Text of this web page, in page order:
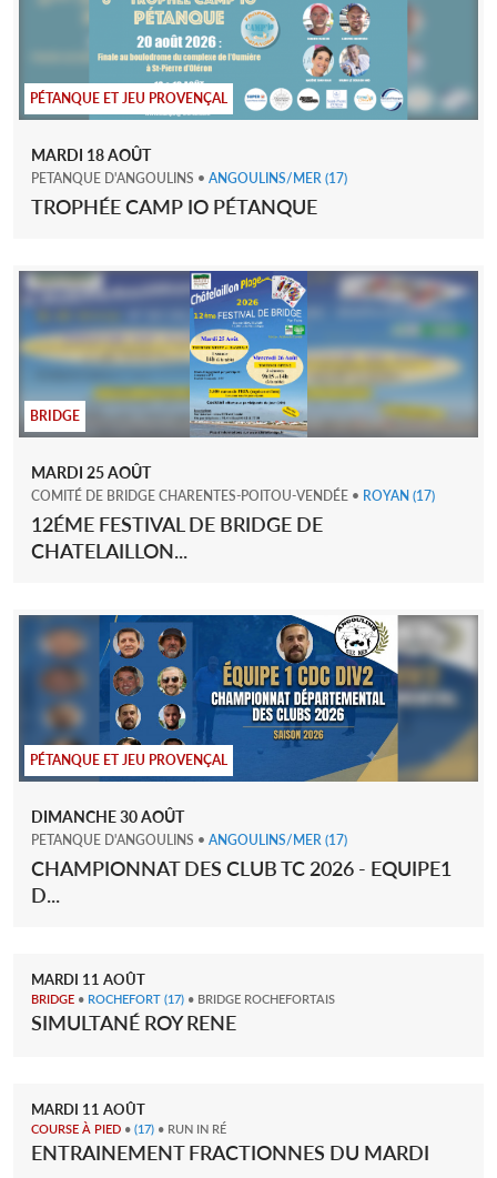
PÉTANQUE ET JEU PROVENÇAL
MARDI 18AOÛT
PETANQUE D'ANGOULINS • ANGOULINS/MER (17)
TROPHÉE CAMP IO PÉTANQUE
BRIDGE
MARDI 25AOÛT
COMITÉ DE BRIDGE CHARENTES-POITOU-VENDÉE • ROYAN (17)
12ÉME FESTIVAL DE BRIDGE DE
CHATELAILLON...
PÉTANQUE ET JEU PROVENÇAL
DIMANCHE30AOÛT
PETANQUE D'ANGOULINS • ANGOULINS/MER (17)
CHAMPIONNAT DES CLUB TC 2026 - EQUIPE1
D...
MARDI 11 AOÛT
BRIDGE • ROCHEFORT (17) • BRIDGE ROCHEFORTAIS
SIMULTANÉ ROY RENE
MARDI 11 AOÛT
COURSE À PIED • (17) • RUN IN RÉ
ENTRAINEMENT FRACTIONNES DU MARDI